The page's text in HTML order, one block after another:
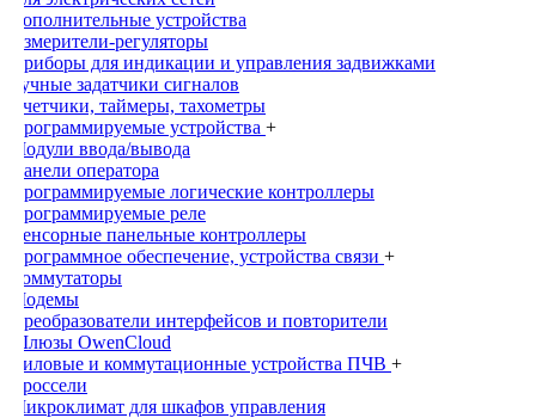
Дополнительные устройства
Измерители-регуляторы
Приборы для индикации и управления задвижками
Ручные задатчики сигналов
Счетчики, таймеры, тахометры
Программируемые устройства +
Модули ввода/вывода
Панели оператора
Программируемые логические контроллеры
Программируемые реле
Сенсорные панельные контроллеры
Программное обеспечение, устройства связи +
Коммутаторы
Модемы
Преобразователи интерфейсов и повторители
Шлюзы OwenCloud
Силовые и коммутационные устройства ПЧВ +
Дроссели
Микроклимат для шкафов управления